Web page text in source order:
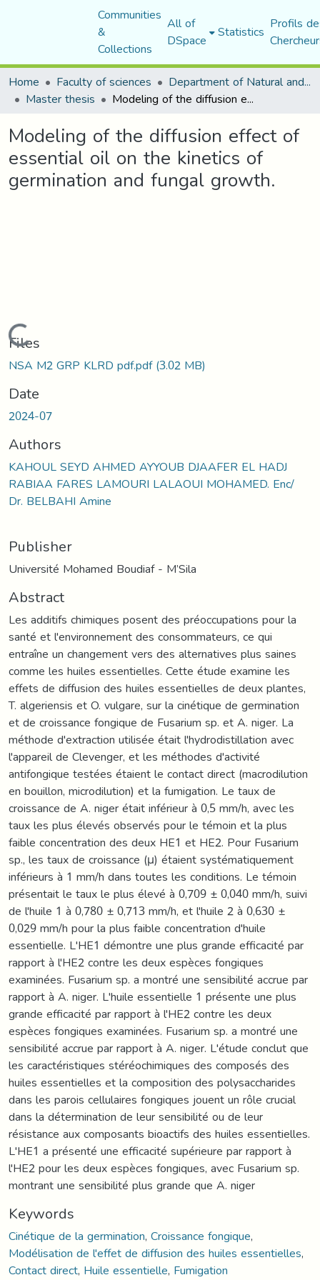
Communities
&
Collections
All of
DSpace Statistics Profils
Home
Faculty of sciences Department of Natural and Life Sciences
Master thesis Modeling of the diffusion effect of essential oil on the kinetics of germination and fungal growth.
Modeling of the diffusion effect of
essential oil on the kinetics of
germination and fungal growth.
Loading...
Files
NSA M2 GRP KLRD pdf.pdf(3.02 MB)
Date
2024-07
Authors
KAHOUL SEYD AHMED AYYOUB DJAAFER EL HADJ
RABIAA FARES LAMOURI LALAOUI MOHAMED. Enc/
Dr. BELBAHI Amine
Publisher
Université Mohamed Boudiaf - M’Sila
Abstract
Les additifs chimiques posent des préoccupations pour la
santé et l'environnement des consommateurs, ce qui
entraîne un changement vers des alternatives plus saines
comme les huiles essentielles. Cette étude examine les
effets de diffusion des huiles essentielles de deux plantes,
T. algeriensis et O. vulgare, sur la cinétique de germination
et de croissance fongique de Fusarium sp. et A. niger. La
méthode d'extraction utilisée était l'hydrodistillation avec
l'appareil de Clevenger, et les méthodes d'activité
antifongique testées étaient le contact direct (macrodilution
en bouillon, microdilution) et la fumigation. Le taux de
croissance de A. niger était inférieur à 0,5 mm/h, avec les
taux les plus élevés observés pour le témoin et la plus
faible concentration des deux HE1 et HE2. Pour Fusarium
sp., les taux de croissance (μ) étaient systématiquement
inférieurs à 1 mm/h dans toutes les conditions. Le témoin
présentait le taux le plus élevé à 0,709 ± 0,040 mm/h, suivi
de l'huile 1 à 0,780 ± 0,713 mm/h, et l'huile 2 à 0,630 ±
0,029 mm/h pour la plus faible concentration d'huile
essentielle. L'HE1 démontre une plus grande efficacité par
rapport à l'HE2 contre les deux espèces fongiques
examinées. Fusarium sp. a montré une sensibilité accrue par
rapport à A. niger. L'huile essentielle 1 présente une plus
grande efficacité par rapport à l'HE2 contre les deux
espèces fongiques examinées. Fusarium sp. a montré une
sensibilité accrue par rapport à A. niger. L'étude conclut que
les caractéristiques stéréochimiques des composés des
huiles essentielles et la composition des polysaccharides
dans les parois cellulaires fongiques jouent un rôle crucial
dans la détermination de leur sensibilité ou de leur
résistance aux composants bioactifs des huiles essentielles.
L'HE1 a présenté une efficacité supérieure par rapport à
l'HE2 pour les deux espèces fongiques, avec Fusarium sp.
montrant une sensibilité plus grande que A. niger
Keywords
Cinétique de la germination,Croissance fongique,
Modélisation de l'effet de diffusion des huiles essentielles,
Contact direct, Huile essentielle, Fumigation